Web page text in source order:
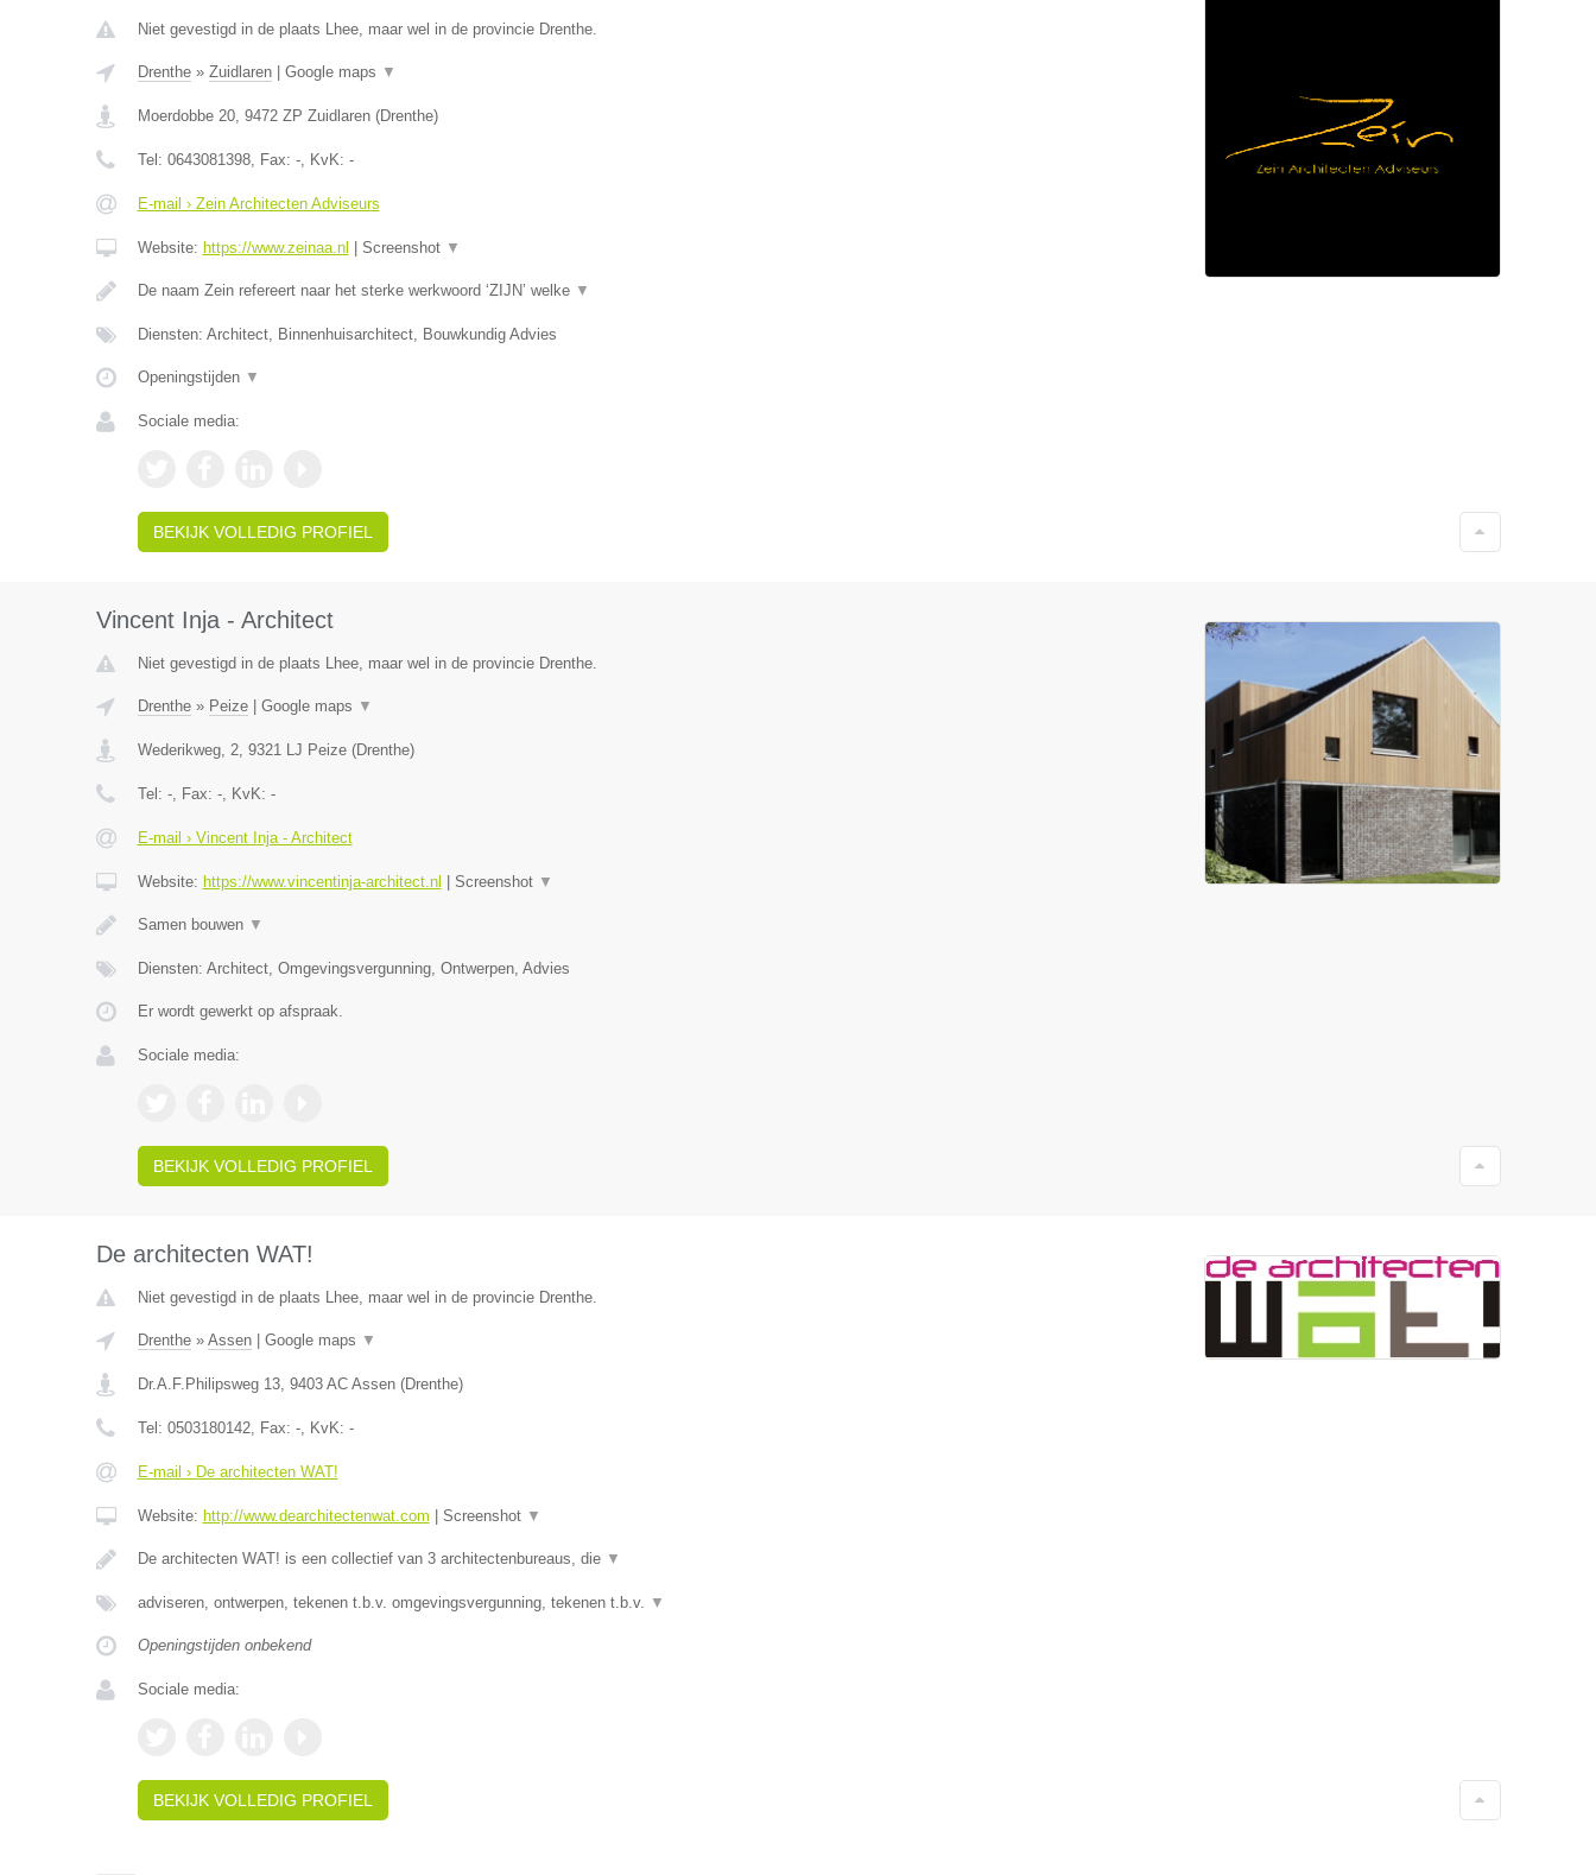
Niet gevestigd in de plaats Lhee, maar wel in de provincie Drenthe.
Drenthe» Zuidlaren| Google maps ▼
Moerdobbe 20, 9472 ZP Zuidlaren(Drenthe)
Tel: 0643081398, Fax: -, KvK: -
E-mail › Zein Architecten Adviseurs
Website: https://www.zeinaa.nl Screenshot ▼
De naam Zein refereert naar het sterke werkwoord ‘ZIJN’ welke ▼
Diensten: Architect, Binnenhuisarchitect, Bouwkundig Advies
Openingstijden ▼
Sociale media:
BEKIJK VOLLEDIG PROFIEL
Vincent Inja - Architect
Niet gevestigd in de plaats Lhee, maar wel in de provincie Drenthe.
Drenthe» Peize| Google maps ▼
Wederikweg, 2, 9321 LJ Peize(Drenthe)
Tel: -, Fax: -, KvK: -
E-mail › Vincent Inja - Architect
Website: https://www.vincentinja-architect.nl Screenshot ▼
Samen bouwen ▼
Diensten: Architect, Omgevingsvergunning, Ontwerpen, Advies
Er wordt gewerkt op afspraak.
Sociale media:
BEKIJK VOLLEDIG PROFIEL
De architecten WAT!
Niet gevestigd in de plaats Lhee, maar wel in de provincie Drenthe.
Drenthe» Assen| Google maps ▼
Dr.A.F.Philipsweg 13, 9403 AC Assen(Drenthe)
Tel: 0503180142, Fax: -, KvK: -
E-mail › De architecten WAT!
Website: http://www.dearchitectenwat.com Screenshot ▼
De architecten WAT! is een collectief van 3 architectenbureaus, die ▼
adviseren, ontwerpen, tekenen t.b.v. omgevingsvergunning, tekenen t.b.v. ▼
Openingstijden onbekend
Sociale media:
BEKIJK VOLLEDIG PROFIEL